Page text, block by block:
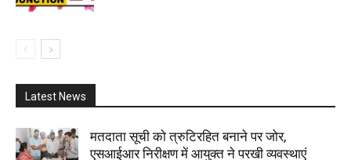
Latest News
मतदाता सूची को त्रुटिरहित बनाने पर जोर,
एसआईआर निरीक्षण में आयुक्त ने परखी व्यवस्थाएं